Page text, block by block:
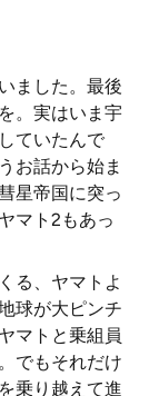
ました。最後
。実はいま宇
ていたんで
お話から始ま
星帝国に突っ
マト2もあっ
る、ヤマトよ
球が大ピンチ
マトと乗組員
でもそれだけ
乗り越えて進